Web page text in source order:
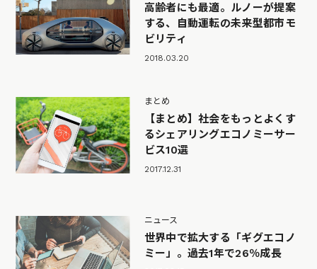
高齢者にも最適。ルノーが提案
する、自動運転の未来型都市モ
ビリティ
2018.03.20
まとめ
【まとめ】社会をもっとよくす
るシェアリングエコノミーサー
ビス10選
2017.12.31
ニュース
世界中で拡大する「ギグエコノ
ミー」。過去1年で26％成長